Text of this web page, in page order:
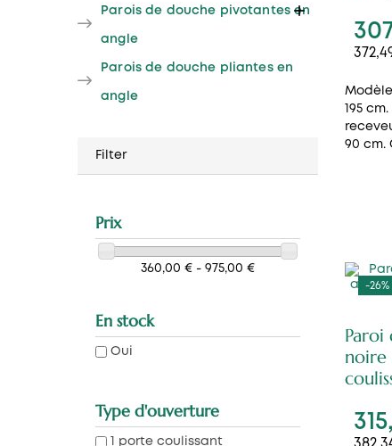
Parois de douche pivotantes en
angle

Parois de douche pliantes en
angle
Filter
Prix
360,00 € - 975,00 €
En stock
Oui
Type d'ouverture
1 porte coulissant
195
90 cm.
-26%
Paroi
noire